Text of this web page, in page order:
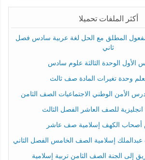
أكثر الملفات تحميلا
المطلق مع الحل لغة عربية سادس فصل
ثاني
الأول الوحدة الثالثة علوم سادس
وحدة تغيرات المادة صف ثالث
الأمن الوطني الاجتماعيات الصف الثامن
انجليزية للصف العاشر الفصل الثالث
الكهف إسلامية صف عاشر
إسلامية الصف الخامس الفصل الثاني
إلى الجنة الصف الثامن تربية إسلامية